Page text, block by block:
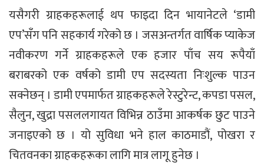
यसैगरी ग्राहकहरूलाई थप फाइदा दिन भायानेटले ‘डामी
एप’सँग पनि सहकार्य गरेको छ । जसअन्तर्गत वार्षिक प्याकेज
नवीकरण गर्ने ग्राहकहरूले एक हजार पाँच सय रूपैयाँ
बराबरको एक वर्षको डामी एप सदस्यता निःशुल्क पाउन
सक्नेछन् । डामी एपमार्फत ग्राहकहरूले रेस्टुरेन्ट, कपडा पसल,
सैलुन, खुद्रा पसललगायत विभिन्न ठाउँमा आकर्षक छुट पाउने
जनाइएको छ । यो सुविधा भने हाल काठमाडौं, पोखरा र
चितवनका ग्राहकहरूका लागि मात्र लागू हुनेछ ।